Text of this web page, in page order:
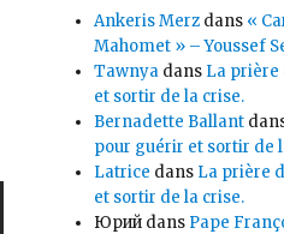
Ankeris Merz dans «
Mahomet » – Youssef
Tawnya dans La prière
et sortir de la crise.
Bernadette Ballant
pour guérir et sortir de
Latrice dans La prière
et sortir de la crise.
Юрий dans Pape